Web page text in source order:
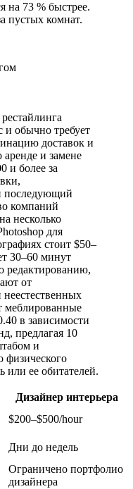
на 73 % быстрее.
пустых комнат.
и обычно требует
доставок и
аренде и замене
и более за
последующий
компаний
несколько
для
стоит $50–
30–60 минут
редактированию,
от
неестественных
меблированные
в зависимости
предлагая 10
и
физического
или ее обитателей.
Дизайнер интерьера
$200–$500/hour
Дни до недель
Ограничено портфолио
дизайнера